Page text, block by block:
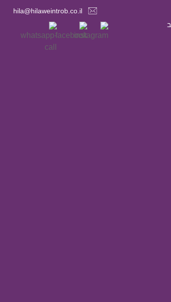
hila@hilaweintrob.co.il